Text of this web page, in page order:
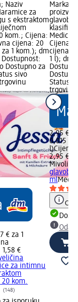
Naziv
za
s ekstraktom
kom.; Cijena:
cijena: 20
1 kom.); dm
Dostupno za
sivo
€ za 1
€
za intimnu
kom.
(148)
Marka:
Cijena:
cijena:
1 l); dm
Status
trgovinu
2,95 €
0,015 l
l)Cijena
2,95 €
Mivolis
ml